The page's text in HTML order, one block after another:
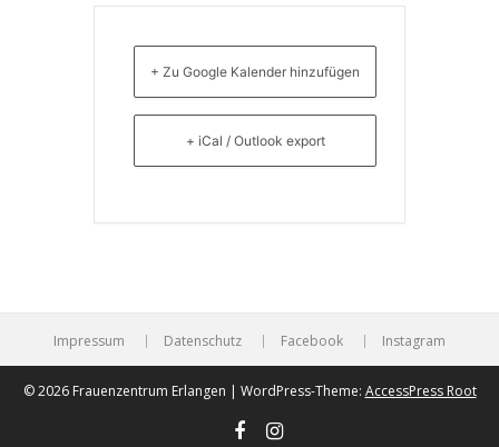
+ Zu Google Kalender hinzufügen
+ iCal / Outlook export
Impressum Datenschutz Facebook Instagram
© 2026 Frauenzentrum Erlangen | WordPress-Theme: AccessPress Root